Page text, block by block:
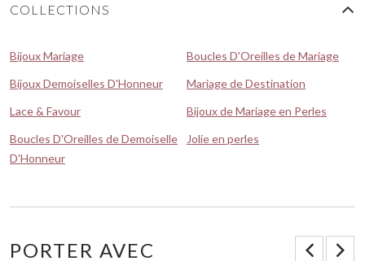
COLLECTIONS
Bijoux Mariage
Boucles D'Oreilles de Mariage
Bijoux Demoiselles D'Honneur
Mariage de Destination
Lace & Favour
Bijoux de Mariage en Perles
Boucles D'Oreilles de Demoiselle
D'Honneur
Jolie en perles
PORTER AVEC